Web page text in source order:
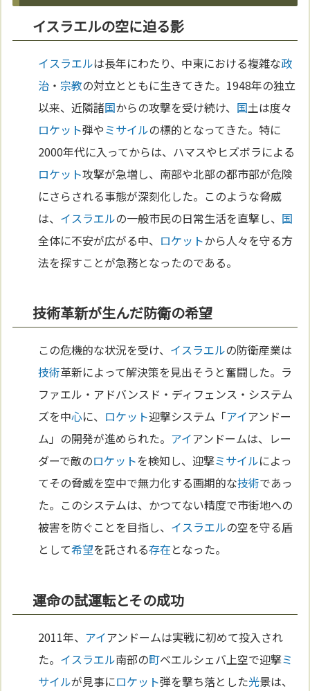
イスラエルの空に迫る影
イスラエルは長年にわたり、中東における複雑な政
治 ・ 宗教の対立とともに生きてきた。1948年の独立
以来、近隣諸国からの攻撃を受け続け、 国土は度々
ロケット弾やミサイルの標的となってきた。特に
2000年代に入ってからは、ハマスやヒズボラによる
ロケット攻撃が急増し、南部や北部の都市部が危険
にさらされる事態が深刻化した。このような脅威
は、 イスラエルの一般市民の日常生活を直撃し、 国
全体に不安が広がる中、 ロケットから人々を守る方
法を探すことが急務となったのである。
技術革新が生んだ防衛の希望
この危機的な状況を受け、 イスラエルの防衛産業は
技術革新によって解決策を見出そうと奮闘した。ラ
ファエル・アドバンスド・ディフェンス・システム
ズを中心に、 ロケット迎撃システム「アイアンドー
ム」の開発が進められた。 アイアンドームは、レー
ダーで敵のロケットを検知し、迎撃ミサイルによっ
てその脅威を空中で無力化する画期的な技術であっ
た。このシステムは、かつてない精度で市街地への
被害を防ぐことを目指し、 イスラエルの空を守る盾
として希望を託される存在となった。
運命の試運転とその成功
2011年、 アイアンドームは実戦に初めて投入され
た。 イスラエル南部の町ベエルシェバ上空で迎撃ミ
サイルが見事にロケット弾を撃ち落とした光景は、